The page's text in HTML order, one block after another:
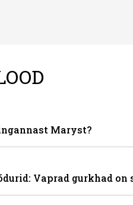
Maryst?
Vaprad gurkhad on